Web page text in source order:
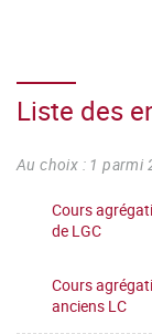
Liste des
Au choix : 1 parmi
Cours
de LGC
Cours
anciens LC